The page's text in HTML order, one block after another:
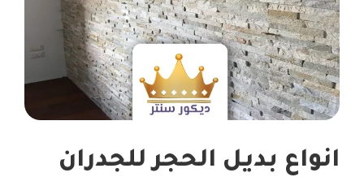
انواع بديل الحجر للجدران